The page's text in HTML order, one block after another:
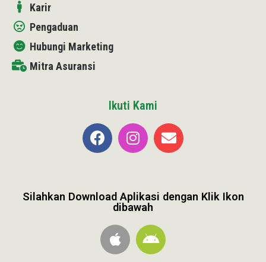
Karir
Pengaduan
Hubungi Marketing
Mitra Asuransi
Ikuti Kami
Silahkan Download Aplikasi dengan Klik Ikon
dibawah